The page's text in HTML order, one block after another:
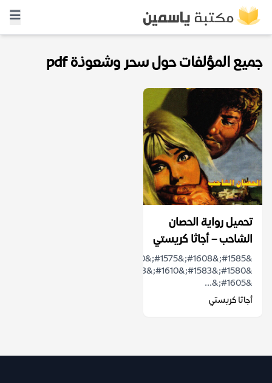
جميع المؤلفات حول سحر وشعوذة pdf
تحميل رواية الحصان
الشاحب – أجاثا كريستي
&#1605;&...
أجاثا كريستي